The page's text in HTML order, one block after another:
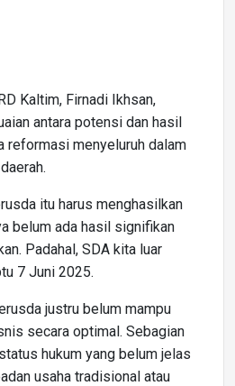
Kaltim, Firnadi Ikhsan,
antara potensi dan hasil
reformasi menyeluruh dalam
itu harus menghasilkan
belum ada hasil signifikan
Padahal, SDA kita luar
7 Juni 2025.
justru belum mampu
secara optimal. Sebagian
hukum yang belum jelas
usaha tradisional atau